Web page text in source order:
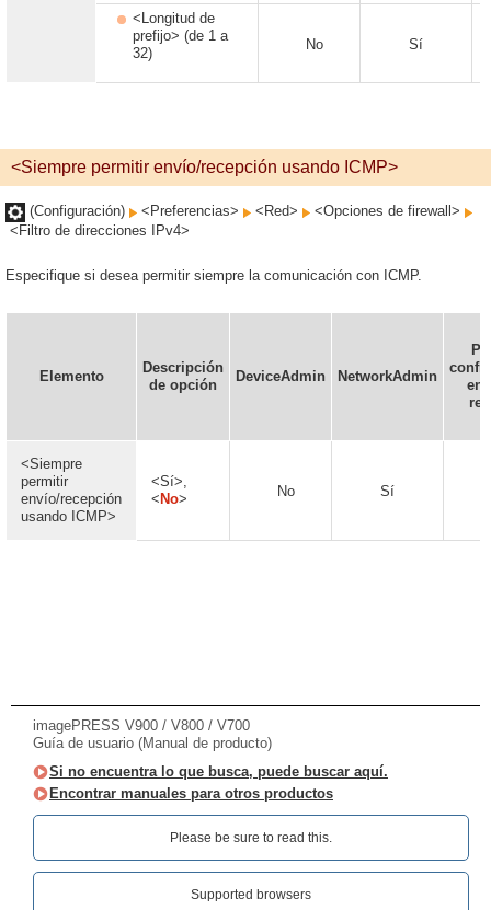
<Longitud de
prefijo> (de 1 a
32)
No Sí
<Siempre permitir envío/recepción usando ICMP>
(Configuración) <Preferencias> <Red>
<Opciones de firewall>
<Filtro de direcciones IPv4>
Especifique si desea permitir siempre la comunicación con ICMP.
Elemento
Descripción
de opción
DeviceAdmin NetworkAdmin
en
<Siempre
permitir
envío/recepción
usando ICMP>
<Sí>,
< No> No Sí
imagePRESS V900 / V800 / V700
Guía de usuario (Manual de producto)
Si no encuentra lo que busca, puede buscar aquí.
Encontrar manuales para otros productos
Please be sure to read this.‎
Supported browsers